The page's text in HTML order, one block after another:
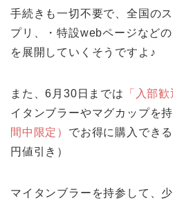
手続きも一切不要で、全国の
プリ、・特設webページなど
を展開していくそうですよ♪
また、6月30日までは 「入部
イタンブラーやマグカップを
間中限定） でお得に購入でき
円値引き）
マイタンブラーを持参して、